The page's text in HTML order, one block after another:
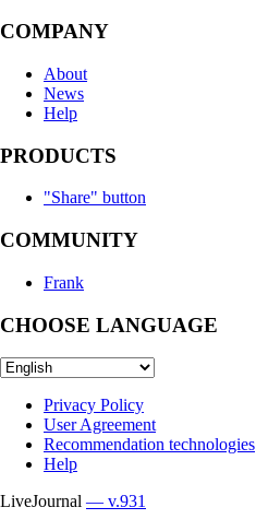
COMPANY
About
News
Help
PRODUCTS
"Share" button
COMMUNITY
Frank
CHOOSE LANGUAGE
Privacy Policy
User Agreement
Recommendation technologies
Help
LiveJournal — v.931